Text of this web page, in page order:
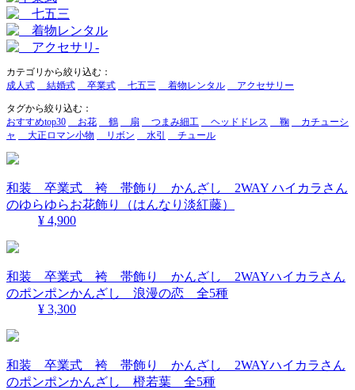
カテゴリから絞り込む：
成人式
結婚式 卒業式 七五三 着物レンタル アクセサリー
タグから絞り込む：
おすすめtop30
お花 鶴 扇 つまみ細工 ヘッドドレス 鞠
カチューシ
ャ
大正ロマン小物 リボン 水引 チュール
和装 卒業式 袴 帯飾り かんざし 2WAY ハイカラさん
のゆらゆらお花飾り（はんなり淡紅藤）
¥ 4,900
和装 卒業式 袴 帯飾り かんざし 2WAYハイカラさん
のポンポンかんざし 浪漫の恋 全5種
¥ 3,300
和装 卒業式 袴 帯飾り かんざし 2WAYハイカラさん
のポンポンかんざし 橙若葉 全5種